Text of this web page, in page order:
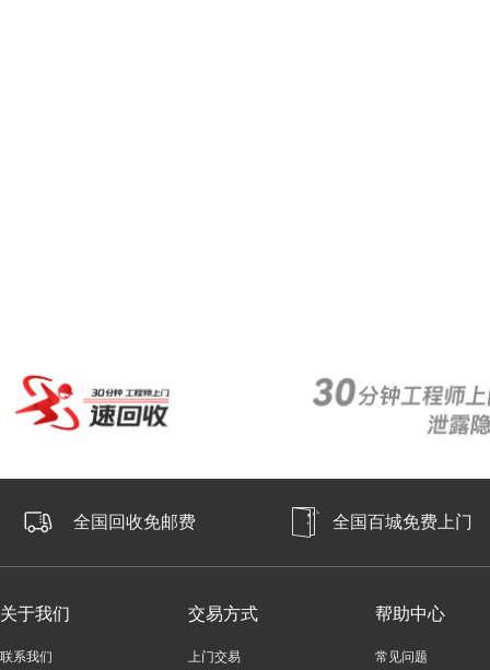
全国回收免邮费 全国百城免费上门
关于我们
联系我们
交易方式
上门交易
帮助中心
常见问题